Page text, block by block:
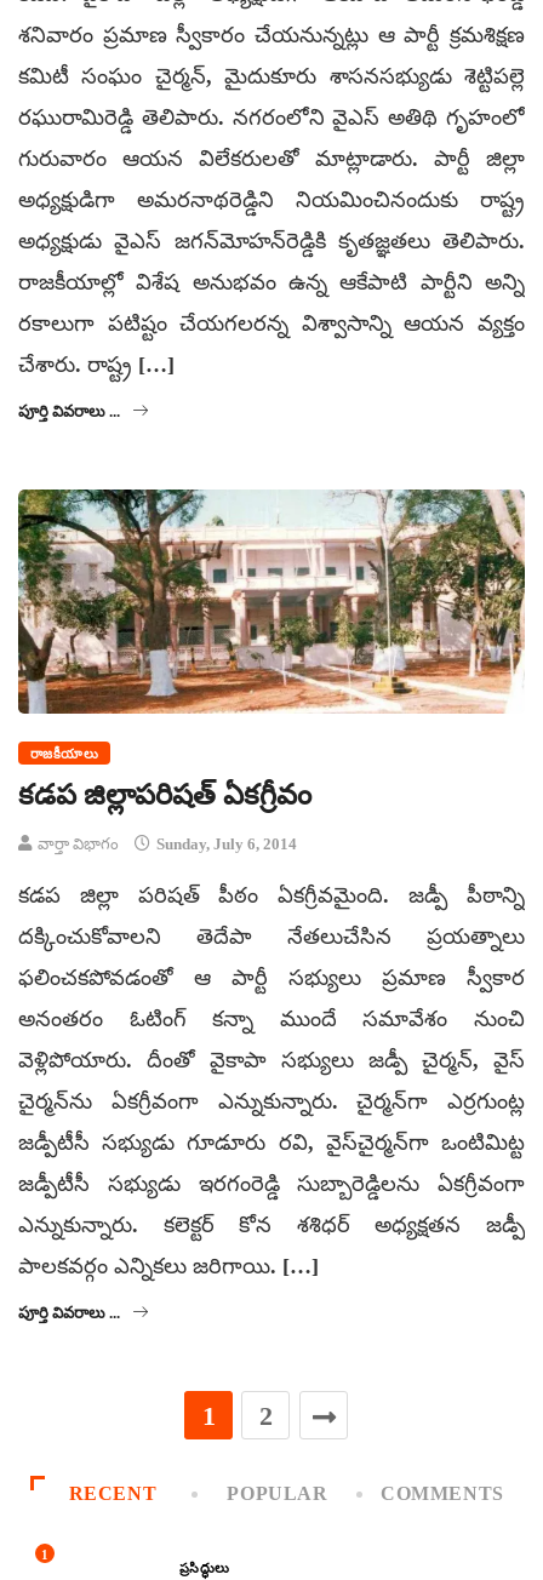
శనివారం ప్రమాణ స్వీకారం చేయనున్నట్లు ఆ పార్టీ క్రమశిక్షణ
కమిటీ సంఘం చైర్మన్, మైదుకూరు శాసనసభ్యుడు శెట్టిపల్లె
రఘురామిరెడ్డి తెలిపారు. నగరంలోని వైఎస్ అతిథి గృహంలో
గురువారం ఆయన విలేకరులతో మాట్లాడారు. పార్టీ జిల్లా
అధ్యక్షుడిగా అమరనాథరెడ్డిని నియమించినందుకు రాష్ట్ర
అధ్యక్షుడు వైఎస్ జగన్‌మోహన్‌రెడ్డికి కృతజ్ఞతలు తెలిపారు.
రాజకీయాల్లో విశేష అనుభవం ఉన్న ఆకేపాటి పార్టీని అన్ని
రకాలుగా పటిష్టం చేయగలరన్న విశ్వాసాన్ని ఆయన వ్యక్తం
చేశారు. రాష్ట్ర […]
పూర్తి వివరాలు ...
రాజకీయాలు
కడప జిల్లాపరిషత్ ఏకగ్రీవం
వార్తా విభాగం Sunday, July 6, 2014
కడప జిల్లా పరిషత్‌ పీఠం ఏకగ్రీవమైంది. జడ్పీ పీఠాన్ని
దక్కించుకోవాలని తెదేపా నేతలుచేసిన ప్రయత్నాలు
ఫలించకపోవడంతో ఆ పార్టీ సభ్యులు ప్రమాణ స్వీకార
అనంతరం ఓటింగ్‌ కన్నా ముందే సమావేశం నుంచి
వెళ్లిపోయారు. దీంతో వైకాపా సభ్యులు జడ్పీ చైర్మన్‌, వైస్‌
చైర్మన్‌ను ఏకగ్రీవంగా ఎన్నుకున్నారు. చైర్మన్‌గా ఎర్రగుంట్ల
జడ్పీటీసీ సభ్యుడు గూడూరు రవి, వైస్‌చైర్మన్‌గా ఒంటిమిట్ట
జడ్పీటీసీ సభ్యుడు ఇరగంరెడ్డి సుబ్బారెడ్డిలను ఏకగ్రీవంగా
ఎన్నుకున్నారు. కలెక్టర్‌ కోన శశిధర్‌ అధ్యక్షతన జడ్పీ
పాలకవర్గం ఎన్నికలు జరిగాయి. […]
పూర్తి వివరాలు ...
1 2
RECENT POPULAR COMMENTS
1
ప్రసిద్ధులు